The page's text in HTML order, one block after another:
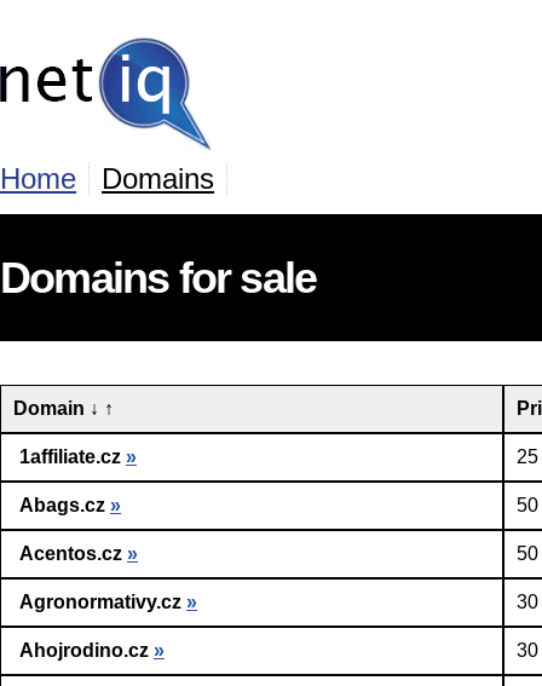
Home Domains
Domains for sale
Domain ↓ ↑
1affiliate.cz »
Abags.cz » 50
Acentos.cz » 50
Agronormativy.cz » 30
Ahojrodino.cz » 30